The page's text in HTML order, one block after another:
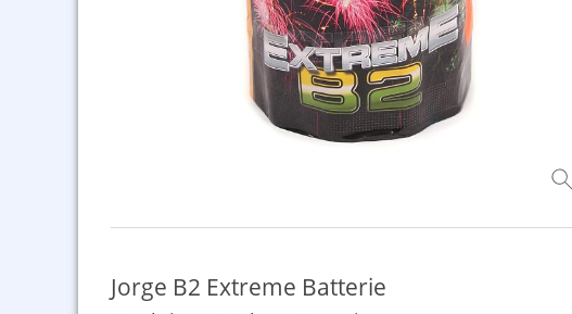
Jorge B2 Extreme Batterie